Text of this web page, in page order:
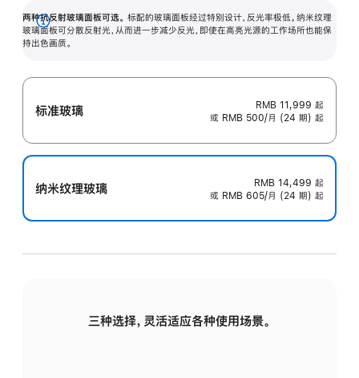
两种抗反射玻璃面板可选。 标配的玻璃面板经过特别设计，反光率极低。纳米纹理
玻璃面板可分散反射光，从而进一步减少反光，即使在高亮光源的工作场所也能保
持出色画质。
展
开
标准玻璃 RMB 11,999 起
或 RMB 500/月 (24 期) 起
纳米纹理玻璃 RMB 14,499 起
或 RMB 605/月 (24 期) 起
三种选择，灵活适应各种使用场景。